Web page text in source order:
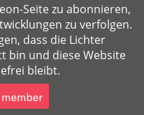
Seite zu abonnieren,
zu verfolgen.
dass die Lichter
bin und diese Website
bleibt.